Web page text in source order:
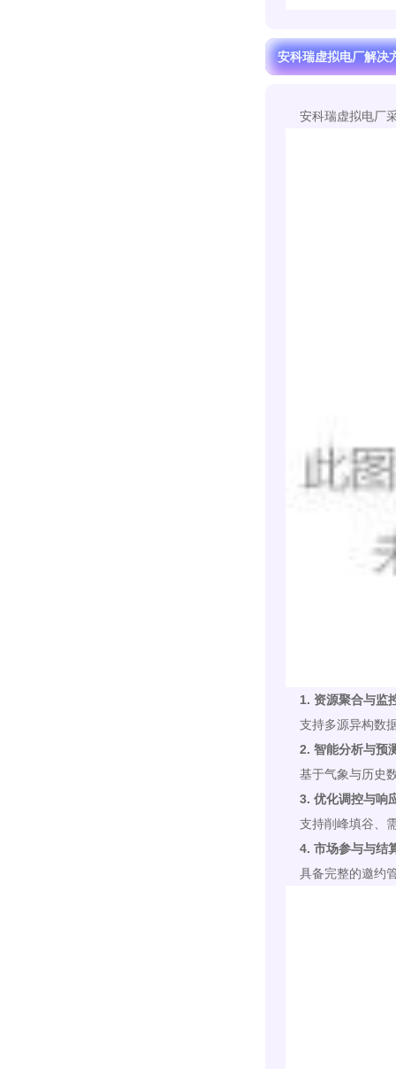
安科瑞虚拟电厂解决
安科瑞虚拟电厂
1. 资源聚合与监
支持多源异构数
2. 智能分析与预
基于气象与历史
3. 优化调控与响
支持削峰填谷、
4. 市场参与与结
具备完整的邀约